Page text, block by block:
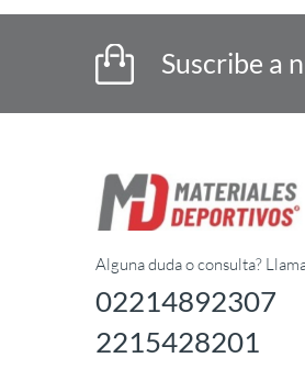
Suscribe a
Alguna duda o consulta?
02214892307
2215428201